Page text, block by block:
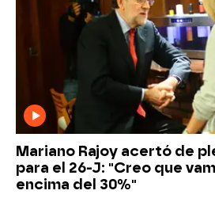
Mariano Rajoy acertó de
para el 26-J: "Creo que
encima del 30%"